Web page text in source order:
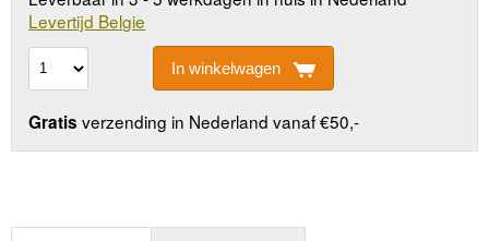
Levertijd Belgie
In winkelwagen
Gratis verzending in Nederland vanaf €50,-